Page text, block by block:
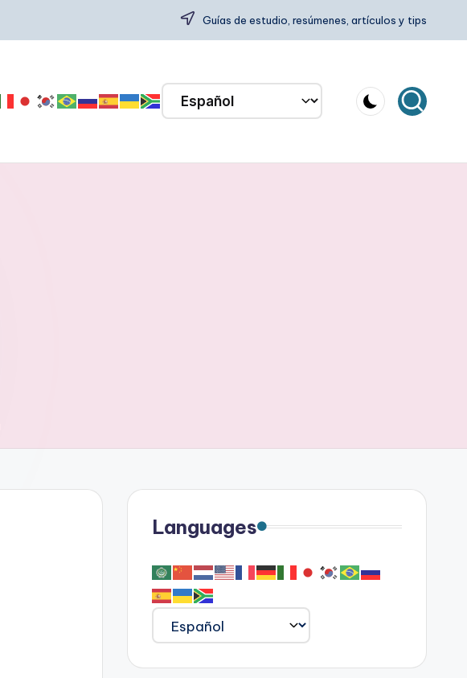
Guías de estudio, resúmenes, artículos y tips
Languages